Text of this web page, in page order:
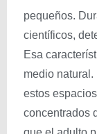
pequeños.
científicos,
Esa
medio
estos
concentrados